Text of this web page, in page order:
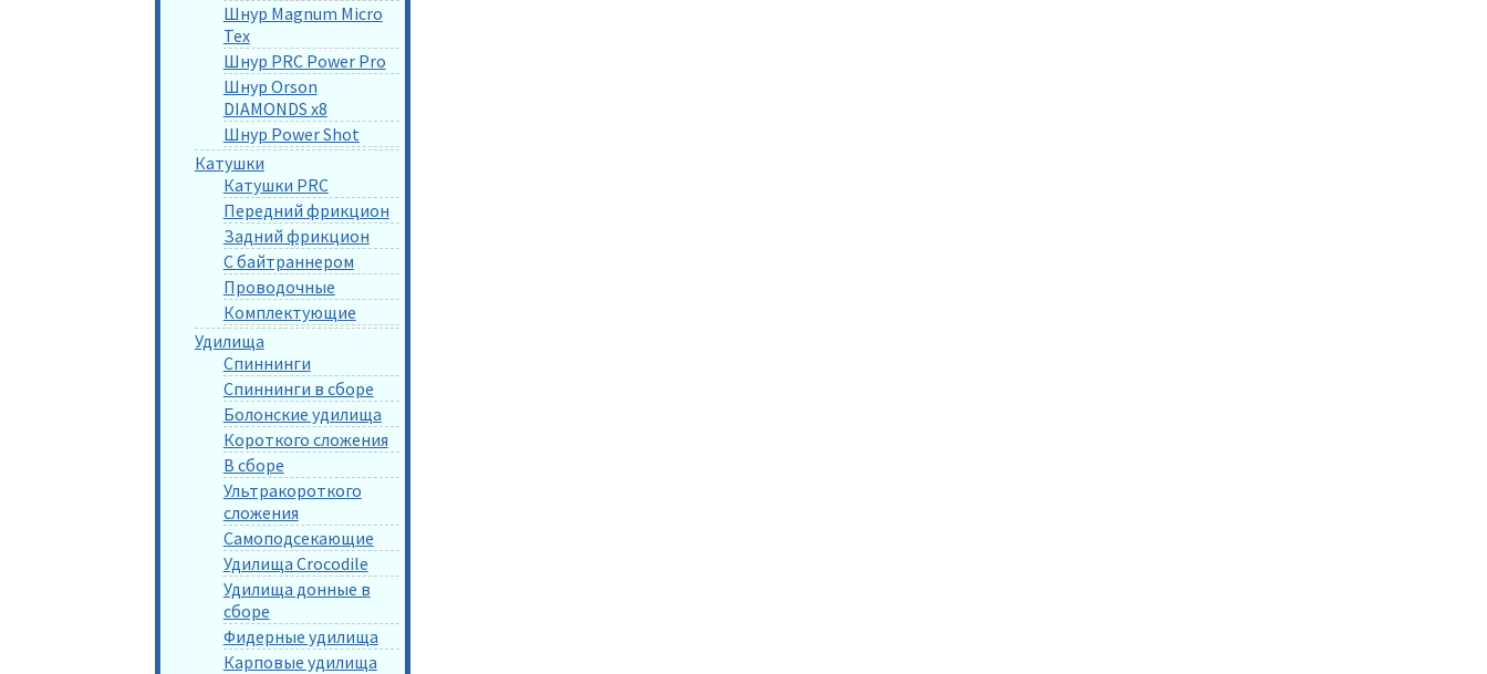
Шнур Magnum Micro
Tex
Шнур PRC Power Pro
Шнур Orson
DIAMONDS x8
Шнур Power Shot
Катушки
Катушки PRC
Передний фрикцион
Задний фрикцион
С байтраннером
Проводочные
Комплектующие
Удилища
Спиннинги
Спиннинги в сборе
Болонские удилища
Короткого сложения
В сборе
Ультракороткого
сложения
Самоподсекающие
Удилища Crocodile
Удилища донные в
сборе
Фидерные удилища
Карповые удилища